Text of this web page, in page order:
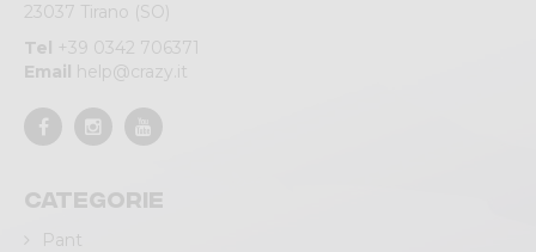
23037 Tirano (SO)
Tel +39 0342 706371
Email help@crazy.it
Categorie
Pant